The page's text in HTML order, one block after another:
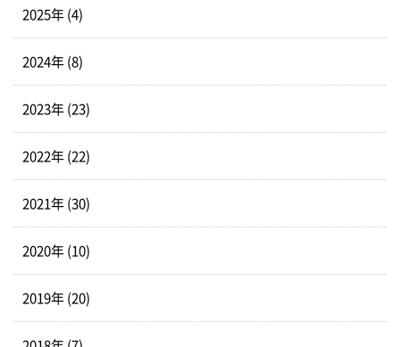
2025年 (4)
2024年 (8)
2023年 (23)
2022年 (22)
2021年 (30)
2020年 (10)
2019年 (20)